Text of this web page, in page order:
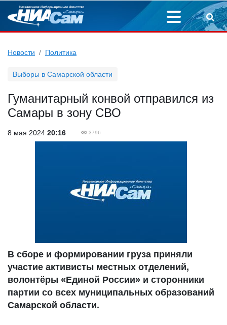
Новости Политика
Выборы в Самарской области
Гуманитарный конвой отправился из
Самары в зону СВО
8 мая 2024 20:16 3796
В сборе и формировании груза приняли
участие активисты местных отделений,
волонтёры «Единой России» и сторонники
партии со всех муниципальных образований
Самарской области.